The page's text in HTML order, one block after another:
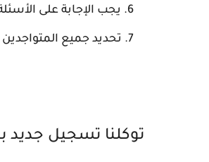
يجب الإجابة على
تحديد جميع
توكلنا تسجيل جديد